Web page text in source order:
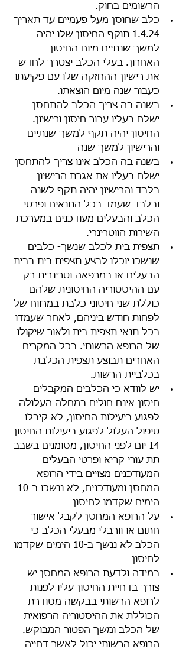
הרשומים בחוק.
כלב שחוסן מעל פעמיים עד תאריך
1.4.24 תוקף החיסון שלו יהיה
למשך שנתיים מיום החיסון
האחרון. בעלי הכלב יצטרך לחדש
את רישיון ההחזקה שלו עם פקיעתו
כעבור שנה מיום הוצאתו.
בשנה בה צריך הכלב להתחסן
ישלם בעליו עבור חיסון ורישיון.
החיסון יהיה תקף למשך שנתיים
והרישיון למשך שנה
בשנה בה הכלב אינו צריך להתחסן
ישלם בעליו את אגרת הרישיון
בלבד והרישיון יהיה תקף לשנה
ובלבד שעמד בכל התנאים ופרטי
הכלב והבעלים מעודכנים במערכת
השירות הווטרינרי.
תצפית בית לכלב שנשך- כלבים
שנשכו יוכלו לבצע תצפית בית בבית
הבעלים או במרפאה וטרינרית רק
עם ההיסטוריה החיסונית שלהם
כוללת שני חיסוני כלבת במרווח של
לפחות חודש ביניהם, לאחר שעמדו
בכל תנאי תצפית בית ולאור שיקולו
של הרופא הרשותי. בכל המקרים
האחרים תבוצע תצפית הכלבת
בכלביית הרשות.
יש לוודא כי הכלבים המקבלים
חיסון אינם חולים במחלה העלולה
לפגוע ביעילות החיסון, לא קיבלו
טיפול העלול לפגוע ביעילות החיסון
14 יום לפני החיסון, מסומנים בשבב
תת עורי קריא ופרטי הבעלים
המעודכנים מצויים בידי הרופא
הימים שקדמו לחיסון
על הרופא המחסן לקבל אישור
חתום או וורבלי מבעלי הכלב כי
הכלב לא ננשך ב-10 הימים שקדמו
לחיסון
במידה ולדעת הרופא המחסן יש
צורך בדחיית החיסון עליו לפנות
לרופא הרשותי בבקשה מסודרת
הכוללת את ההיסטוריה הרפואית
של הכלב ומשך הפטור המבוקש.
הרופא הרשותי יכול לאשר דחייה